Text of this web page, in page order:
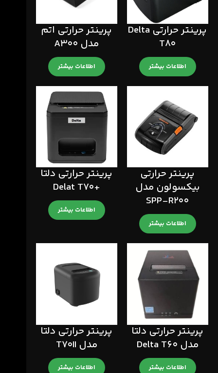
پرینتر حرارتی Delta
T80
اطلاعات بیشتر
پرینتر حرارتی اتم
مدل A300
اطلاعات بیشتر
پرینتر حرارتی
بیکسولون مدل
SPP-R200
اطلاعات بیشتر
پرینتر حرارتی دلتا
+Delat T70
اطلاعات بیشتر
پرینتر حرارتی دلتا
مدل Delta T60
اطلاعات بیشتر
پرینتر حرارتی دلتا
مدل T70II
اطلاعات بیشتر